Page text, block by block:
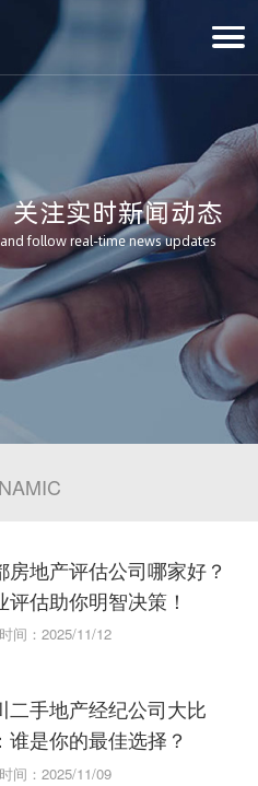
关注实时新闻动态
follow real-time news updates
房地产评估公司哪家好？
评估助你明智决策！
间：2025/11/12
二手地产经纪公司大比
谁是你的最佳选择？
间：2025/11/09